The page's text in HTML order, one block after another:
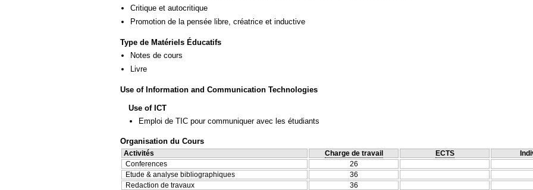
Critique et autocritique
Promotion de la pensée libre, créatrice et inductive
Type de Matériels Éducatifs
Notes de cours
Livre
Use of Information and Communication Technologies
Use of ICT
Emploi de TIC pour communiquer avec les étudiants
Organisation du Cours
Activités Charge de travail ECTS
Conferences
26
Etude & analyse bibliographiques
36
Redaction de travaux
36